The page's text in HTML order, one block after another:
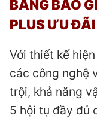
BẢNG BÁO
PLUS ƯU ĐÃI
Với thiết kế
các công nghệ
trội, khả năng
5 hội tụ đầy đủ